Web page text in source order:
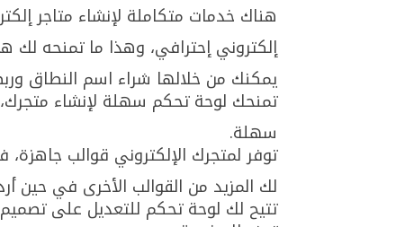
هناك خدمات متكاملة لإنشاء متاجر
إلكتروني إحترافي، وهذا ما تمنحه لك
يمكنك من خلالها شراء اسم النطاق
تمنحك لوحة تحكم سهلة لإنشاء
سهلة.
توفر لمتجرك الإلكتروني قوالب
لك المزيد من القوالب الأخرى في حين
تتيح لك لوحة تحكم للتعديل على